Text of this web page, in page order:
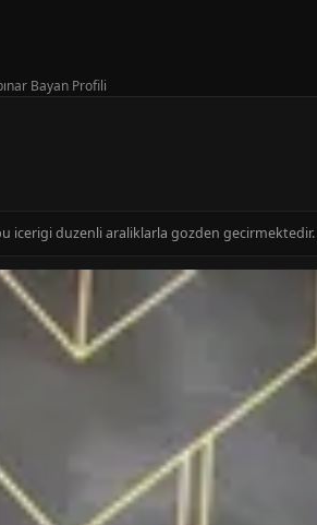
Bayan Profili
icerigi duzenli araliklarla gozden gecirmektedir.